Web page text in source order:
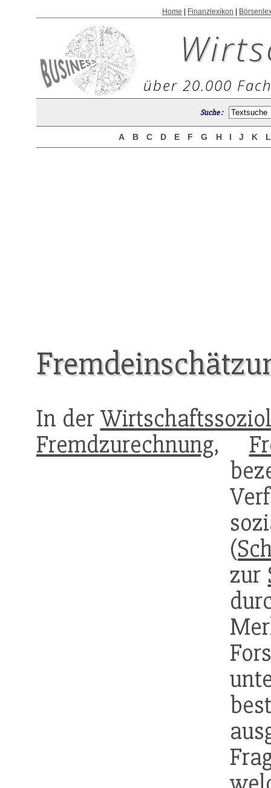
Home Finanzlexikon
über 20.000
Suche :
A B C D E F G H I J K
In der
Fremdzurechnung,
(
zur